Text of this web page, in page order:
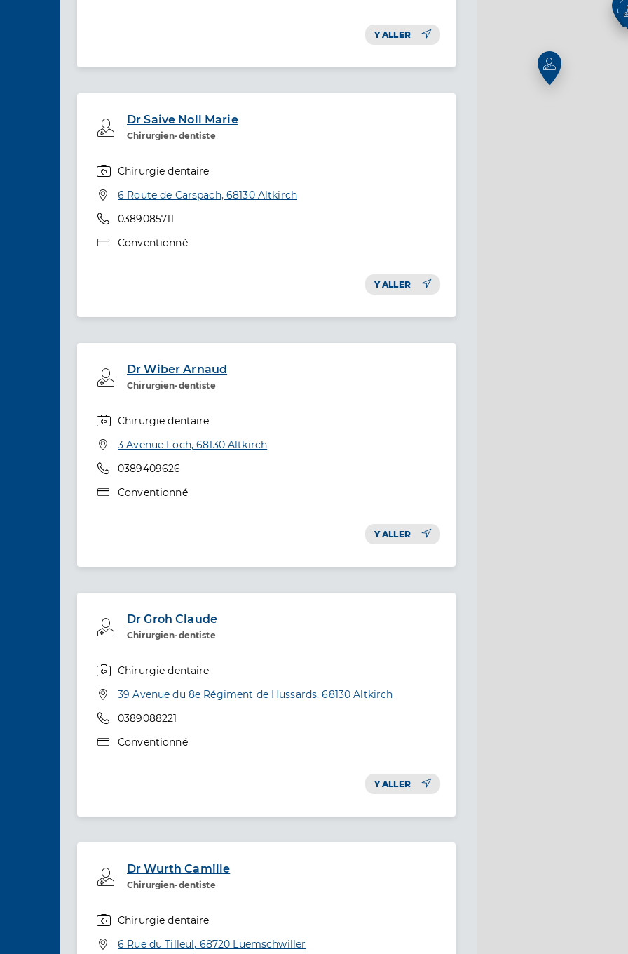
Y ALLER
Dr Saive Noll Marie
Chirurgien-dentiste
Professionel de santé
Chirurgie dentaire
Adresse
6 Route de Carspach, 68130 Altkirch
Téléphone
0389085711
Type de convention
Conventionné
Y ALLER
Dr Wiber Arnaud
Chirurgien-dentiste
Professionel de santé
Chirurgie dentaire
Adresse
3 Avenue Foch, 68130 Altkirch
Téléphone
0389409626
Type de convention
Conventionné
Y ALLER
Dr Groh Claude
Chirurgien-dentiste
Professionel de santé
Chirurgie dentaire
Adresse
39 Avenue du 8e Régiment de Hussards, 68130 Altkirch
Téléphone
0389088221
Type de convention
Conventionné
Y ALLER
Dr Wurth Camille
Chirurgien-dentiste
Professionel de santé
Chirurgie dentaire
Adresse
6 Rue du Tilleul, 68720 Luemschwiller